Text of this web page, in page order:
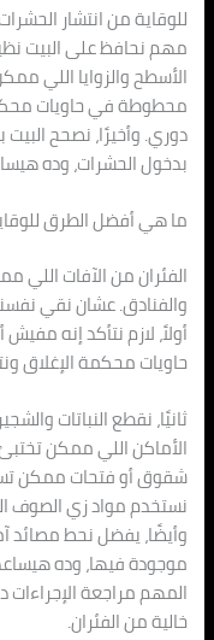
للوقاية من انتشار
مهم نحافظ على البيت
الأسطح والزوايا اللي
محطوطة في حاويات
دوري. وأخيرًا، نصحح
بدخول الحشرات، وده
ما هي أفضل الطرق
الفئران من الآفات
والفنادق. عشان نقي
أولاً، لازم نتأكد إنه
حاويات محكمة الإغلاق
ثانيًا، نقطع النباتات
الأماكن اللي ممكن
شقوق أو فتحات ممكن
نستخدم مواد زي الصوف
وأيضًا، يفضل نحط مصائد
موجودة فيها، وده
المهم مراجعة
خالية من الفئران.